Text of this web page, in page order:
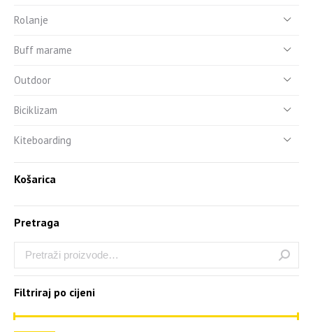
Rolanje
Buff marame
Outdoor
Biciklizam
Kiteboarding
Košarica
Pretraga
Filtriraj po cijeni